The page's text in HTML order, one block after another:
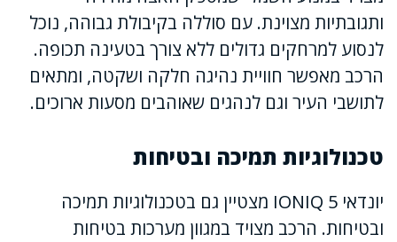
ותגובתיות מצוינת. עם סוללה בקיבולת גבוהה, נוכל
לנסוע למרחקים גדולים ללא צורך בטעינה תכופה.
הרכב מאפשר חוויית נהיגה חלקה ושקטה, ומתאים
לתושבי העיר וגם לנהגים שאוהבים מסעות ארוכים.
טכנולוגיות תמיכה ובטיחות
יונדאי IONIQ 5 מצטיין גם בטכנולוגיות תמיכה
ובטיחות. הרכב מצויד במגוון מערכות בטיחות